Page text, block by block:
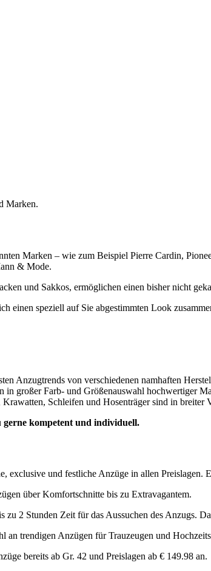
Marken.
Marken – wie zum Beispiel Pierre Cardin,
& Mode.
und Sakkos, ermöglichen einen bisher nicht
einen speziell auf Sie abgestimmten Look
Anzugtrends von verschiedenen namhaften
in großer Farb- und Größenauswahl hochwertiger
Schleifen und Hosenträger sind in breiter
kompetent und individuell.
exclusive und festliche Anzüge in allen Preislagen.
über Komfortschnitte bis zu Extravagantem.
zu 2 Stunden Zeit für das Aussuchen des Anzugs.
trendigen Anzügen für Trauzeugen und
bereits ab Gr. 42 und Preislagen ab € 149.98 an.